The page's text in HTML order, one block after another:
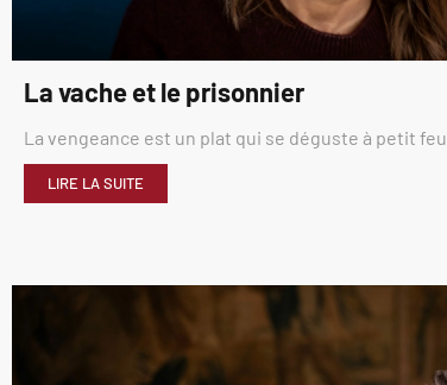
La vache et le prisonnier
La vengeance est un plat qui se déguste à petit feu
LIRE LA SUITE